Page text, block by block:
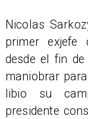
Nicolas
primer exjefe
desde el fin
maniobrar
libio su
presidente